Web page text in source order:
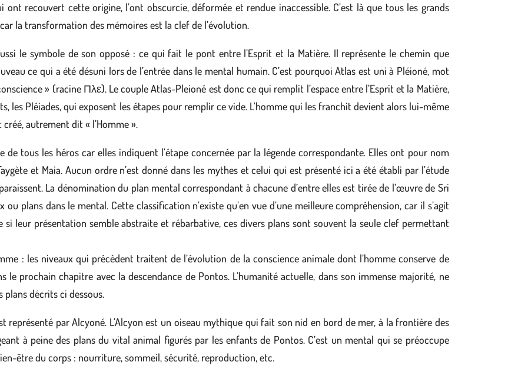
recouvert cette origine, l’ont obscurcie, déformée et rendue inaccessible. C’est là que tous les grands
la transformation des mémoires est la clef de l’évolution.
le symbole de son opposé : ce qui fait le pont entre l’Esprit et la Matière. Il représente le chemin que
ce qui a été désuni lors de l’entrée dans le mental humain. C’est pourquoi Atlas est uni à Pléioné, mot
» (racine Πλε). Le couple Atlas-Pleioné est donc ce qui remplit l’espace entre l’Esprit et la Matière,
les Pléiades, qui exposent les étapes pour remplir ce vide. L’homme qui les franchit devient alors lui-même
autrement dit « l’Homme ».
de tous les héros car elles indiquent l’étape concernée par la légende correspondante. Elles ont pour nom
et Maia. Aucun ordre n’est donné dans les mythes et celui qui est présenté ici a été établi par l’étude
La dénomination du plan mental correspondant à chacune d’entre elles est tirée de l’œuvre de Sri
plans dans le mental. Cette classification n’existe qu’en vue d’une meilleure compréhension, car il s’agit
si leur présentation semble abstraite et rébarbative, ces divers plans sont souvent la seule clef permettant
: les niveaux qui précèdent traitent de l’évolution de la conscience animale dont l’homme conserve de
le prochain chapitre avec la descendance de Pontos. L’humanité actuelle, dans son immense majorité, ne
décrits ci dessous.
représenté par Alcyoné. L’Alcyon est un oiseau mythique qui fait son nid en bord de mer, à la frontière des
à peine des plans du vital animal figurés par les enfants de Pontos. C’est un mental qui se préoccupe
être du corps : nourriture, sommeil, sécurité, reproduction, etc.